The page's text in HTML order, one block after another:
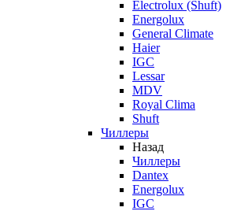
Electrolux (Shuft)
Energolux
General Climate
Haier
IGC
Lessar
MDV
Royal Clima
Shuft
Чиллеры
Назад
Чиллеры
Dantex
Energolux
IGC